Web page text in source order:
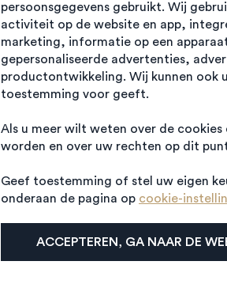
Businesspark De Weverij in
Elke bedrijfsruimte is voorzien van
beschikbare ruimte. De
persoonsgegevens gebruikt. Wij
activiteit op de website en app,
marketing, informatie op een
gepersonaliseerde advertenties,
productontwikkeling. Wij kunnen ook
toestemming voor geeft.
Als u meer wilt weten over de
worden en over uw rechten op dit
Geef toestemming of stel uw eigen
onderaan de pagina op cookie-
ACCEPTEREN, GA NAAR DE